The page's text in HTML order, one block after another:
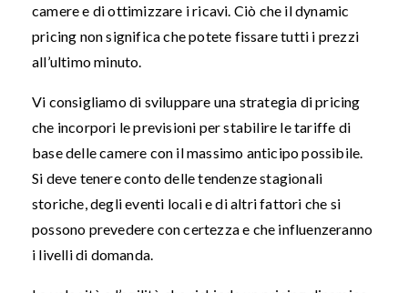
camere e di ottimizzare i ricavi. Ciò che il dynamic
pricing non significa che potete fissare tutti i prezzi
all’ultimo minuto.
Vi consigliamo di sviluppare una strategia di pricing
che incorpori le previsioni per stabilire le tariffe di
base delle camere con il massimo anticipo possibile.
Si deve tenere conto delle tendenze stagionali
storiche, degli eventi locali e di altri fattori che si
possono prevedere con certezza e che influenzeranno
i livelli di domanda.